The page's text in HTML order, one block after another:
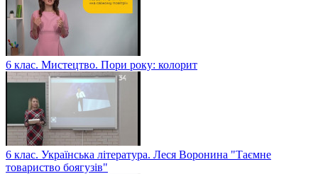
6 клас. Мистецтво. Пори року: колорит
6 клас. Українська література. Леся Воронина "Таємне
товариство боягузів"